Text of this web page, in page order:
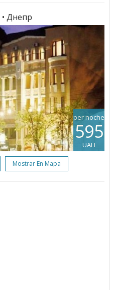
• Днепр
per noche
595
UAH
Mostrar En Mapa